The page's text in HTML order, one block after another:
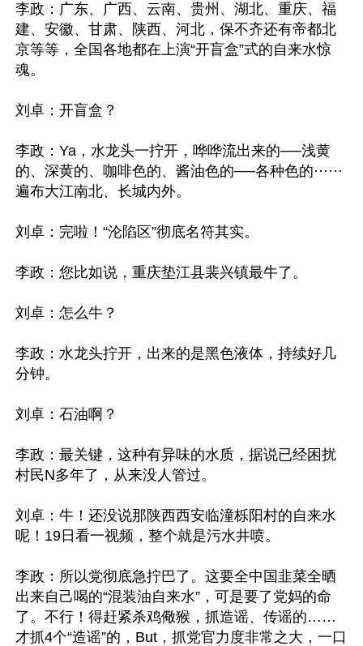
李政：广东、广西、云南、贵州、湖北、重庆、福
建、安徽、甘肃、陕西、河北，保不齐还有帝都北
京等等，全国各地都在上演“开盲盒”式的自来水惊
魂。
刘卓：开盲盒？
李政：Ya，水龙头一拧开，哗哗流出来的──浅黄
的、深黄的、咖啡色的、酱油色的──各种色的······
遍布大江南北、长城内外。
刘卓：完啦！“沦陷区”彻底名符其实。
李政：您比如说，重庆垫江县裴兴镇最牛了。
刘卓：怎么牛？
李政：水龙头拧开，出来的是黑色液体，持续好几
分钟。
刘卓：石油啊？
李政：最关键，这种有异味的水质，据说已经困扰
村民N多年了，从来没人管过。
刘卓：牛！还没说那陕西西安临潼栎阳村的自来水
呢！19日看一视频，整个就是污水井喷。
李政：所以党彻底急拧巴了。这要全中国韭菜全晒
出来自己喝的“混装油自来水”，可是要了党妈的命
了。不行！得赶紧杀鸡儆猴，抓造谣、传谣的……
才抓4个“造谣”的，But，抓党官力度非常之大，一口